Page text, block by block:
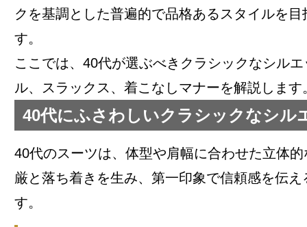
クを基調とした普遍的で品格あるスタイルを
す。
ここでは、40代が選ぶべきクラシックなシル
ル、スラックス、着こなしマナーを解説します
40代にふさわしいクラシックなシル
40代のスーツは、体型や肩幅に合わせた立体
厳と落ち着きを生み、第一印象で信頼感を伝
す。